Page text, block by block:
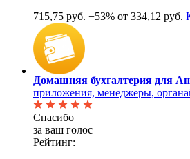
715,75 руб. −53% от 334,12 руб.
Домашняя бухгалтерия для
приложения, менеджеры,
Спасибо
за ваш голос
Рейтинг: